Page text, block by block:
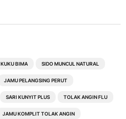
KUKU BIMA SIDO MUNCUL NATURAL
JAMU PELANGSING PERUT
SARI KUNYIT PLUS TOLAK ANGIN FLU
JAMU KOMPLIT TOLAK ANGIN